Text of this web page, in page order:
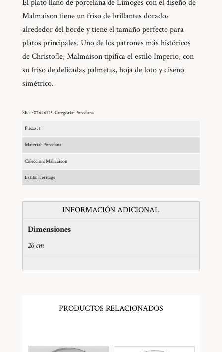
El plato llano de porcelana de Limoges con el diseño de
Malmaison tiene un friso de brillantes dorados
alrededor del borde y tiene el tamaño perfecto para
platos principales. Uno de los patrones más históricos
de Christofle, Malmaison tipifica el estilo Imperio, con
su friso de delicadas palmetas, hoja de loto y diseño
simétrico.
SKU:07646115 Categoría:Porcelana
Piezas: 1
Material: Porcelana
Coleccion: Malmaison
Estilo: Héritage
INFORMACIÓN ADICIONAL
Dimensiones
26 cm
PRODUCTOS RELACIONADOS